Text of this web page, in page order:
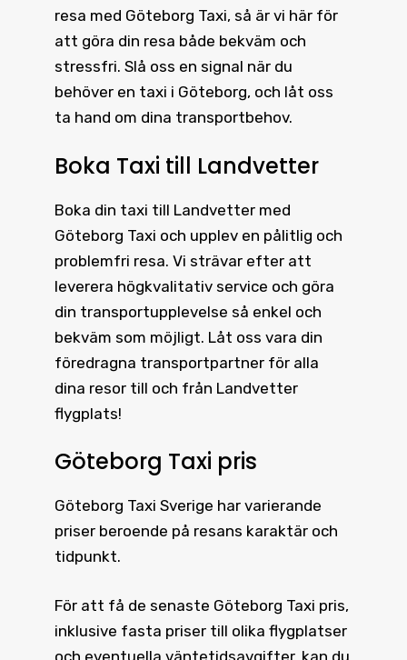
resa med Göteborg Taxi, så är vi här för
att göra din resa både bekväm och
stressfri. Slå oss en signal när du
behöver en taxi i Göteborg, och låt oss
ta hand om dina transportbehov.
Boka Taxi till Landvetter
Boka din taxi till Landvetter med
Göteborg Taxi och upplev en pålitlig och
problemfri resa. Vi strävar efter att
leverera högkvalitativ service och göra
din transportupplevelse så enkel och
bekväm som möjligt. Låt oss vara din
föredragna transportpartner för alla
dina resor till och från Landvetter
flygplats!
Göteborg Taxi pris
Göteborg Taxi Sverige har varierande
priser beroende på resans karaktär och
tidpunkt.
För att få de senaste Göteborg Taxi pris,
inklusive fasta priser till olika flygplatser
och eventuella väntetidsavgifter, kan du